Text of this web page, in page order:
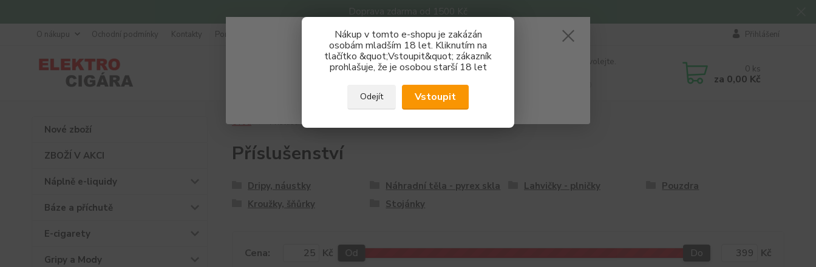
Doprava zdarma od 1500 Kč
Nákup v tomto e-shopu je zakázán
osobám mladším 18 let. Kliknutím na
tlačítko &quot;Vstoupit&quot; zákazník
prohlašuje, že je osobou starší 18 let
Odejít Vstoupit
O nákupu Ochodní podmínky Kontakty Poradna Přihlášení
Hledat
Nevíte si rady? Zavolejte.
0 ks
za 0,00 Kč
Nové zboží
ZBOŽÍ V AKCI
Náplně e-liquidy
Báze a příchutě
E-cigarety
Gripy a Mody
Úvod Příslušenství
Příslušenství
Dripy, náustky Náhradní těla - pyrex skla Lahvičky - plničky
Pouzdra
Kroužky, šňůrky
Stojánky
Cena: Kč Od Do Kč
Získej slevu 3%
Zaregistruj se a nakupuj se slevou právě teď!
REGISTRAČNÍ FORMULÁŘ
Zavřít